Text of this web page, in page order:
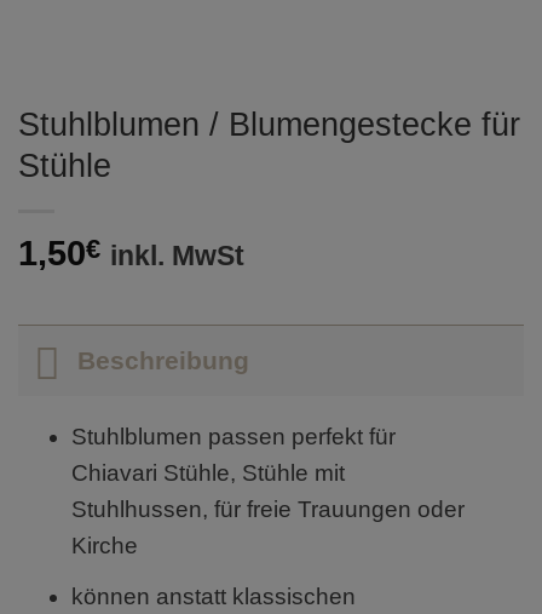
Stuhlblumen / Blumengestecke für
Stühle
1,50€ inkl. MwSt
Beschreibung
Stuhlblumen passen perfekt für
Chiavari Stühle, Stühle mit
Stuhlhussen, für freie Trauungen oder
Kirche
können anstatt klassischen